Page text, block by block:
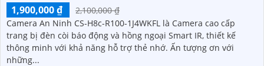
1,900,000 ₫
2,100,000 ₫
Camera An Ninh CS-H8c-R100-1J4WKFL là Camera cao cấp
trang bị đèn còi báo động và hồng ngoại Smart IR, thiết kế
thông minh với khả năng hỗ trợ thẻ nhớ. Ấn tượng ơn với
những...